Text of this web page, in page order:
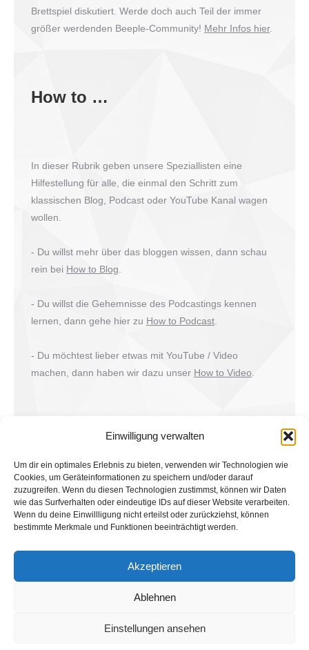
Einwilligung verwalten
Um dir ein optimales Erlebnis zu bieten, verwenden wir Technologien wie
Cookies, um Geräteinformationen zu speichern und/oder darauf
zuzugreifen. Wenn du diesen Technologien zustimmst, können wir Daten
wie das Surfverhalten oder eindeutige IDs auf dieser Website verarbeiten.
Wenn du deine Einwillligung nicht erteilst oder zurückziehst, können
bestimmte Merkmale und Funktionen beeinträchtigt werden.
Akzeptieren
Ablehnen
Einstellungen ansehen
Brettspiel diskutiert. Werde doch auch Teil der immer
größer werdenden Beeple-Community! Mehr Infos hier.
How to …
In dieser Rubrik geben unsere Speziallisten eine
Hilfestellung für alle, die einmal den Schritt zum
klassischen Blog, Podcast oder YouTube Kanal wagen
wollen.
- Du willst mehr über das bloggen wissen, dann schau
rein bei How to Blog
- Du willst die Gehemnisse des Podcastings kennen
lernen, dann gehe hier zu How to Podcast
- Du möchtest lieber etwas mit YouTube / Video
machen, dann haben wir dazu unser How to Video
Suche
Search: